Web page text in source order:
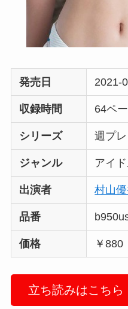
発売日 2021-
収録時間 64ペ
シリーズ 週プ
ジャンル アイ
出演者 村山
品番
価格 ￥880
立ち読みはこちら